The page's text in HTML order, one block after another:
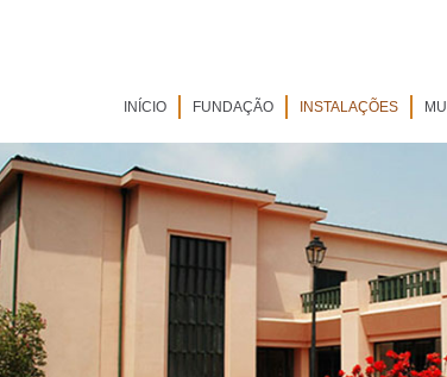
INÍCIO FUNDAÇÃO INSTALAÇÕES